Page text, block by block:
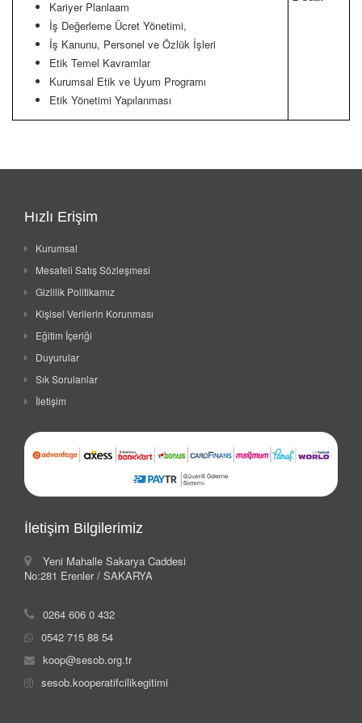
Kariyer Planlaam
İş Değerleme Ücret Yönetimi,
İş Kanunu, Personel ve Özlük İşleri
Etik Temel Kavramlar
Kurumsal Etik ve Uyum Programı
Etik Yönetimi Yapılanması
Hızlı Erişim
Kurumsal
Mesafeli Satış Sözleşmesi
Gizlilik Politikamız
Kişisel Verilerin Korunması
Eğitim İçeriği
Duyurular
Sık Sorulanlar
İletişim
İletişim Bilgilerimiz
Yeni Mahalle Sakarya Caddesi
No:281 Erenler / SAKARYA
0264 606 0 432
0542 715 88 54
koop@sesob.org.tr
sesob.kooperatifcilikegitimi